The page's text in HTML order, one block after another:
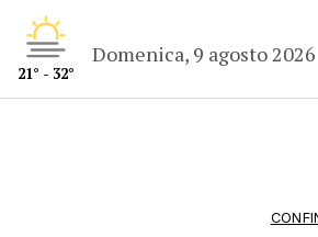
21° - 32°
Domenica, 9 agosto 2026